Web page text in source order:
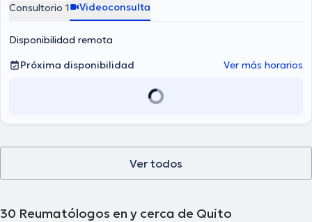
Consultorio 1 Videoconsulta
Disponibilidad remota
Próxima disponibilidad
Ver más horarios
Ver todos
30 Reumatólogos en y cerca de Quito